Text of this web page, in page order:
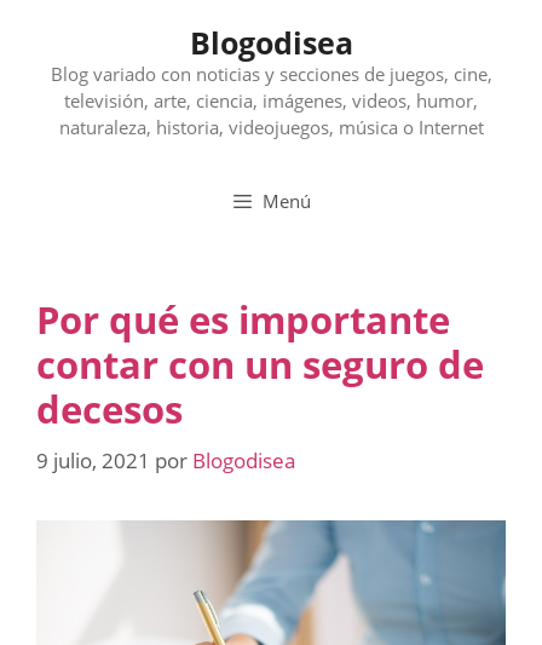
contenido
Blogodisea
Blog variado con noticias y secciones de juegos, cine,
televisión, arte, ciencia, imágenes, videos, humor,
naturaleza, historia, videojuegos, música o Internet
Menú
Por qué es importante
contar con un seguro de
decesos
9 julio, 2021 por Blogodisea